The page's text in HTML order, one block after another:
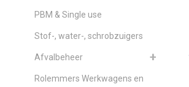
PBM & Single use
Stof-, water-, schrobzuigers
Afvalbeheer
Rolemmers Werkwagens en